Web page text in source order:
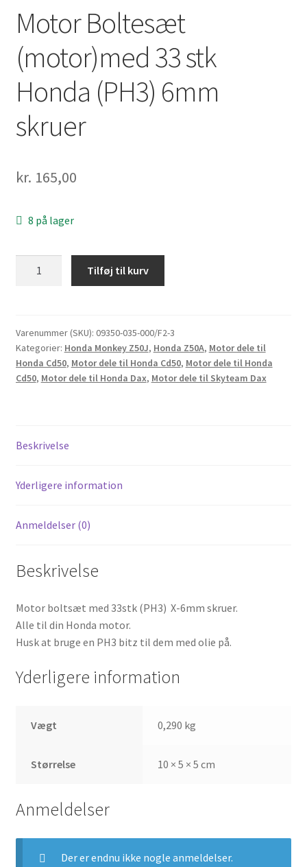
Motor Boltesæt
(motor)med 33 stk
Honda (PH3) 6mm
skruer
kr. 165,00
8 på lager
stk
Honda
(PH3)
6mm
Tilføj til kurv
Varenummer (SKU): 09350-035-000/F2-3
Kategorier: Honda Monkey Z50J, Honda Z50A, Motor dele til
Honda Cd50, Motor dele til Honda Cd50, Motor dele til Honda
Cd50, Motor dele til Honda Dax, Motor dele til Skyteam Dax
Beskrivelse
Yderligere information
Anmeldelser (0)
Beskrivelse
Motor boltsæt med 33stk (PH3) X-6mm skruer.
Alle til din Honda motor.
Husk at bruge en PH3 bitz til dem med olie på.
Yderligere information
Vægt 0,290 kg
Størrelse 10 × 5 × 5 cm
Anmeldelser
Der er endnu ikke nogle anmeldelser.